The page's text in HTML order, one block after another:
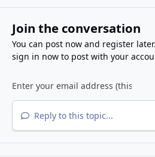
Join the conversation
You can post now and register
sign in nowto post with your
Reply to this topic...